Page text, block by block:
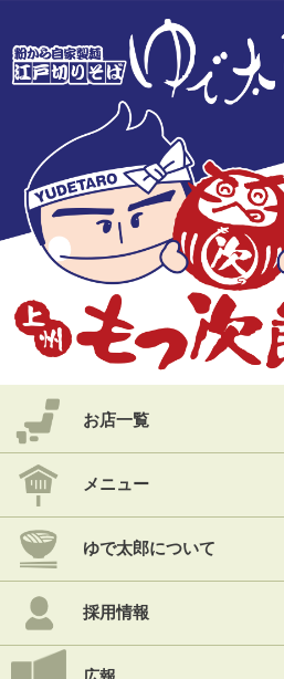
お店一覧
メニュー
ゆで太郎について
採用情報